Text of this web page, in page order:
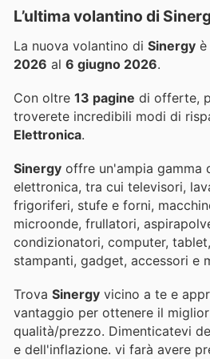
L’ultima volantino di
La nuova volantino di Sinergy è
2026 al 6 giugno 2026.
Con oltre 13 pagine di offerte,
troverete incredibili modi di
Elettronica.
Sinergy offre un'ampia gamma
elettronica, tra cui televisori,
frigoriferi, stufe e forni,
microonde, frullatori,
condizionatori, computer,
stampanti, gadget, accessori e
Trova Sinergy vicino a te e
vantaggio per ottenere il
qualità/prezzo. Dimenticatevi
e dell'inflazione. vi farà avere